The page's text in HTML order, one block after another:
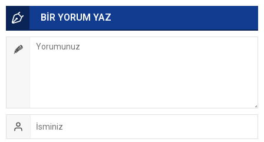
BİR YORUM YAZ